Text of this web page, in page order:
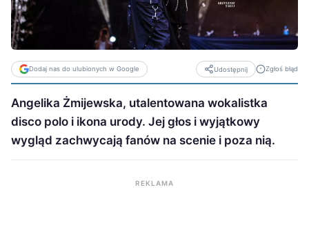
Dodaj nas do ulubionych w Google Udostępnij Zgłoś błąd
Angelika Żmijewska, utalentowana wokalistka
disco polo i ikona urody. Jej głos i wyjątkowy
wygląd zachwycają fanów na scenie i poza nią.
REKLAMA